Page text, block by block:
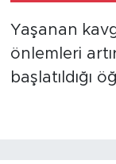
Yaşanan
önlemleri
başlatıldığı